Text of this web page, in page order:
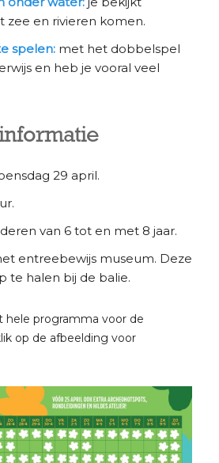
zee en rivieren komen.
spelen:met het dobbelspel
en heb je vooral veel
29 april.
van 6 tot en met 8 jaar.
entreebewijs museum. Deze
te halen bij de balie.
hele programma voor de
op de afbeelding voor